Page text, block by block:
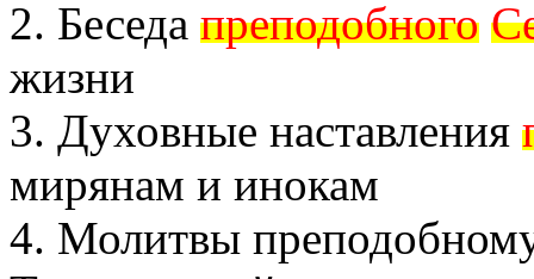
2. Беседа преподобного
жизни
3. Духовные наставления
мирянам и инокам
4. Молитвы